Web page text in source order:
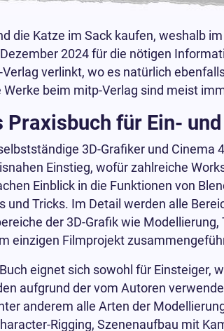
die Katze im Sack kaufen, weshalb
2024 für die nötigen
verlinkt, wo es natürlich
beim mitp-Verlag sind meist
Praxisbuch für Ein-
3D-Grafiker und Cinema
Einstieg, wofür zahlreiche
Einblick in die Funktionen von
und Tricks. Im Detail werden alle
der 3D-Grafik wie
einzigen Filmprojekt
eignet sich sowohl für Einsteiger,
aufgrund der vom Autoren
anderem alle Arten der
Rigging, Szenenaufbau mit